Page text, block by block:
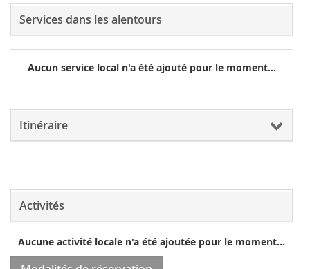
Services dans les alentours
Aucun service local n'a été ajouté pour le moment...
Itinéraire
Activités
Aucune activité locale n'a été ajoutée pour le moment...